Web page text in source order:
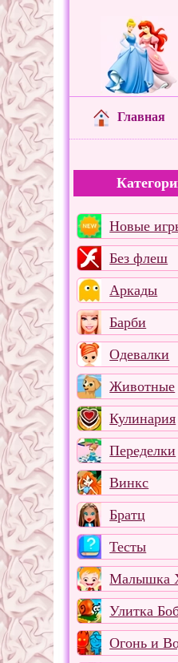
Главная
Новые
Без флеш
Аркады
Барби
Одевалки
Животные
Кулинария
Переделки
Винкс
Братц
Тесты
Малышка
Улитка
Огонь и